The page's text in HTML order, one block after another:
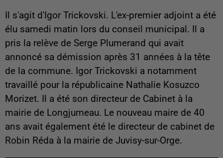
Il s'agit d'Igor Trickovski. L'ex-premier adjoint a été
élu samedi matin lors du conseil municipal. Il a
pris la relève de Serge Plumerand qui avait
annoncé sa démission après 31 années à la tête
de la commune. Igor Trickovski a notamment
travaillé pour la républicaine Nathalie Kosuzco
Morizet. Il a été son directeur de Cabinet à la
mairie de Longjumeau. Le nouveau maire de 40
ans avait également été le directeur de cabinet de
Robin Réda à la mairie de Juvisy-sur-Orge.